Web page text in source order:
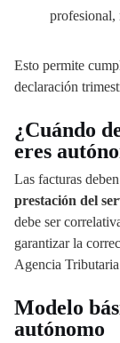
profesional,
Esto permite
declaración
¿Cuándo
eres
Las facturas
prestación del
debe ser
garantizar la
Agencia
Modelo
autónomo